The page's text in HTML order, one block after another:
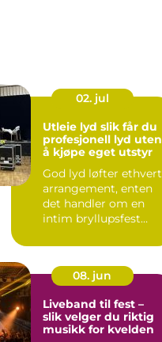
02. jul
Utleie lyd slik får du
profesjonell lyd uten
å kjøpe eget utstyr
God lyd løfter ethvert
arrangement, enten
det handler om en
intim bryllupsfest
08. jun
Liveband til fest –
slik velger du riktig
musikk for kvelden